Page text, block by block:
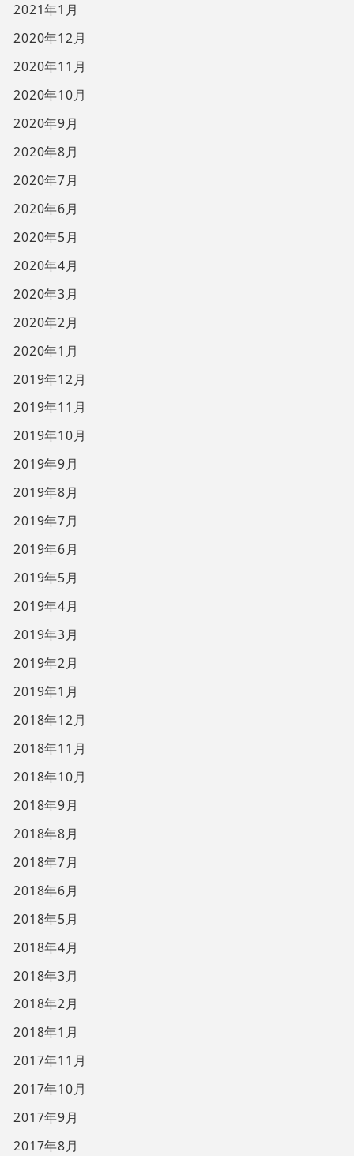
2021年1月
2020年12月
2020年11月
2020年10月
2020年9月
2020年8月
2020年7月
2020年6月
2020年5月
2020年4月
2020年3月
2020年2月
2020年1月
2019年12月
2019年11月
2019年10月
2019年9月
2019年8月
2019年7月
2019年6月
2019年5月
2019年4月
2019年3月
2019年2月
2019年1月
2018年12月
2018年11月
2018年10月
2018年9月
2018年8月
2018年7月
2018年6月
2018年5月
2018年4月
2018年3月
2018年2月
2018年1月
2017年11月
2017年10月
2017年9月
2017年8月